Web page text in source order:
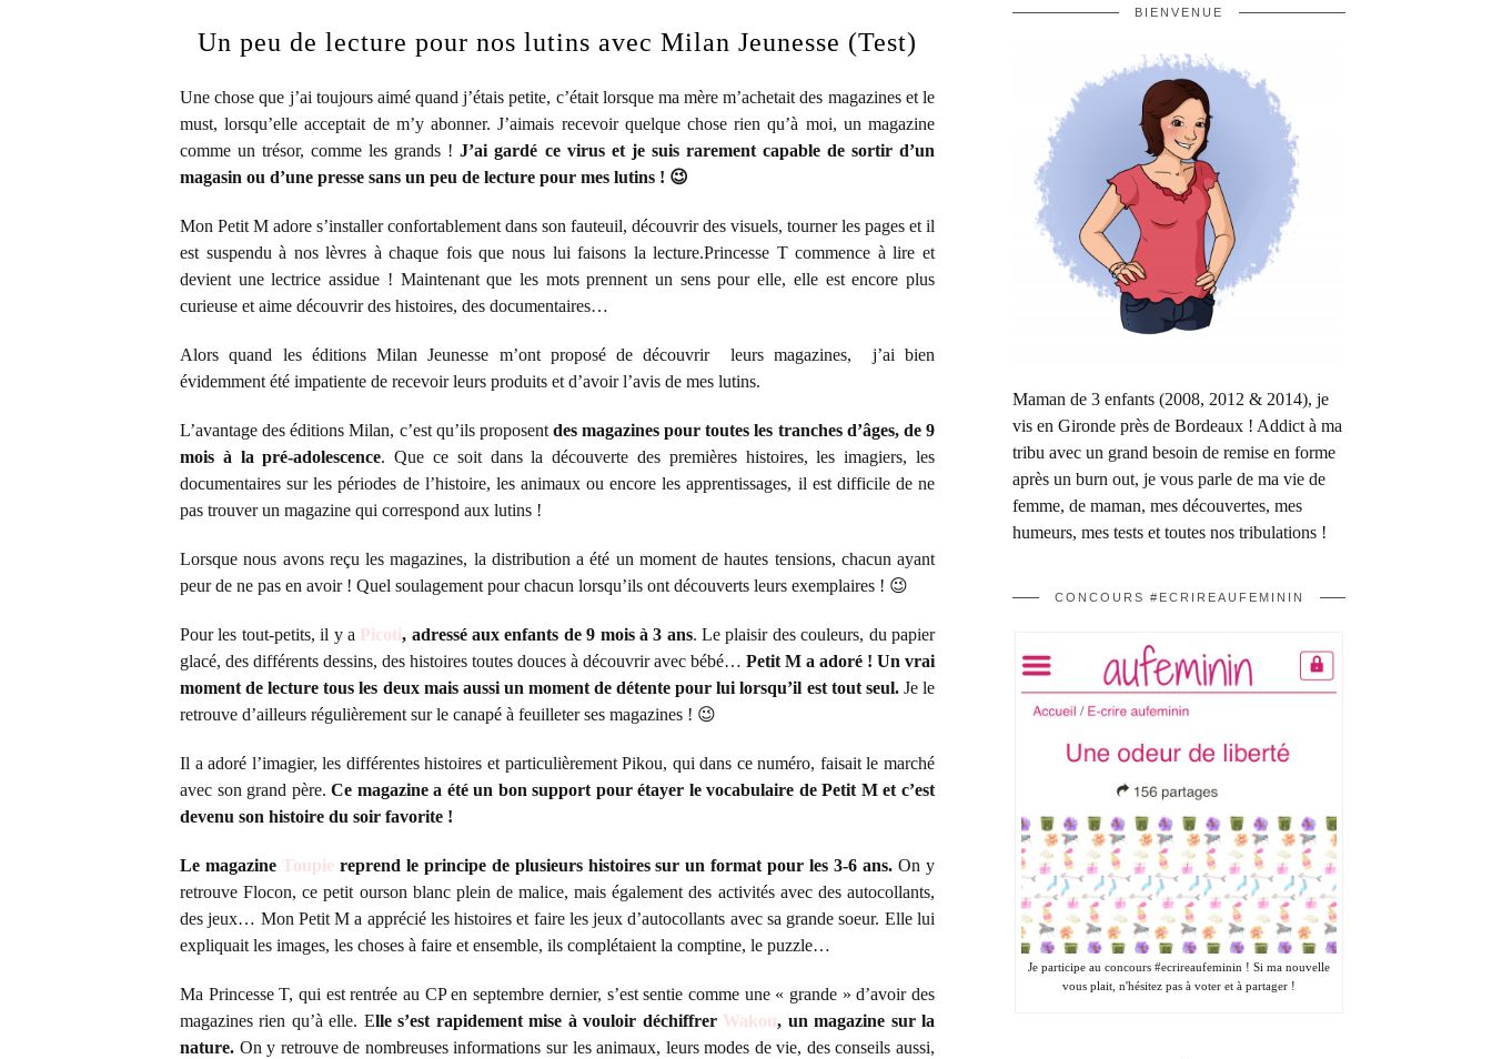
Un peu de lecture pour nos lutins avec Milan Jeunesse (Test)
Une chose que j’ai toujours aimé quand j’étais petite, c’était lorsque ma mère m’achetait des magazines et le
must, lorsqu’elle acceptait de m’y abonner. J’aimais recevoir quelque chose rien qu’à moi, un magazine
comme un trésor, comme les grands !J’ai gardé ce virus et je suis rarement capable de sortir d’un
magasin ou d’une presse sans un peu de lecture pour mes lutins ! 😉
Mon Petit M adore s’installer confortablement dans son fauteuil, découvrir des visuels, tourner les pages et il
est suspendu à nos lèvres à chaque fois que nous lui faisons la lecture.Princesse T commence à lire et
devient une lectrice assidue ! Maintenant que les mots prennent un sens pour elle, elle est encore plus
curieuse et aime découvrir des histoires, des documentaires…
Alors quand les éditions Milan Jeunesse m’ont proposé de découvrir leurs magazines, j’ai bien
évidemment été impatiente de recevoir leurs produits et d’avoir l’avis de mes lutins.
L’avantage des éditions Milan, c’est qu’ils proposent des magazines pour toutes les tranches d’âges, de 9
mois à la pré-adolescence. Que ce soit dans la découverte des premières histoires, les imagiers, les
documentaires sur les périodes de l’histoire, les animaux ou encore les apprentissages, il est difficile de ne
pas trouver un magazine qui correspond aux lutins !
Lorsque nous avons reçu les magazines, la distribution a été un moment de hautes tensions, chacun ayant
peur de ne pas en avoir ! Quel soulagement pour chacun lorsqu’ils ont découverts leurs exemplaires ! 😉
Pour les tout-petits, il y a Picoti, adressé aux enfants de 9 mois à 3 ans. Le plaisir des couleurs, du papier
glacé, des différents dessins, des histoires toutes douces à découvrir avec bébé… Petit M a adoré ! Un vrai
moment de lecture tous les deux mais aussi un moment de détente pour lui lorsqu’il est tout seul.Je le
retrouve d’ailleurs régulièrement sur le canapé à feuilleter ses magazines ! 😉
Il a adoré l’imagier, les différentes histoires et particulièrement Pikou, qui dans ce numéro, faisait le marché
avec son grand père.Ce magazine a été un bon support pour étayer le vocabulaire de Petit M et c’est
devenu son histoire du soir favorite !
Le magazine Toupie reprend le principe de plusieurs histoires sur un format pour les 3-6 ans. On y
retrouve Flocon, ce petit ourson blanc plein de malice, mais également des activités avec des autocollants,
des jeux… Mon Petit M a apprécié les histoires et faire les jeux d’autocollants avec sa grande soeur. Elle lui
expliquait les images, les choses à faire et ensemble, ils complétaient la comptine, le puzzle…
Ma Princesse T, qui est rentrée au CP en septembre dernier, s’est sentie comme une « grande » d’avoir des
magazines rien qu’à elle. Elle s’est rapidement mise à vouloir déchiffrer Wakou, un magazine sur la
nature. On y retrouve de nombreuses informations sur les animaux, leurs modes de vie, des conseils aussi,
BIENVENUE
Maman de 3 enfants (2008, 2012 & 2014), je
vis en Gironde près de Bordeaux ! Addict à ma
tribu avec un grand besoin de remise en forme
après un burn out, je vous parle de ma vie de
femme, de maman, mes découvertes, mes
humeurs, mes tests et toutes nos tribulations !
CONCOURS #ECRIREAUFEMININ
Je participe au concours #ecrireaufeminin ! Si ma nouvelle
vous plait, n'hésitez pas à voter et à partager !